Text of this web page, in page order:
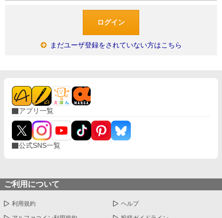
まだユーザ登録をされていない方はこちら
アプリ一覧
公式SNS一覧
ご利用について
利用規約 ヘルプ